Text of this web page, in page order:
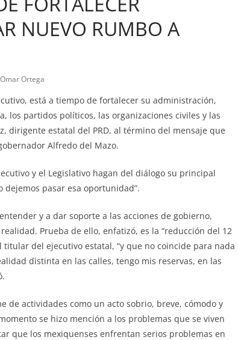
NUEVO RUMBO A
Omar Ortega
está a tiempo de fortalecer su administración,
los partidos políticos, las organizaciones civiles y las
dirigente estatal del PRD, al término del mensaje que
Alfredo del Mazo.
y el Legislativo hagan del diálogo su principal
pasar esa oportunidad”.
y a dar soporte a las acciones de gobierno,
Prueba de ello, enfatizó, es la “reducción del 12
del ejecutivo estatal, “y que no coincide para nada
distinta en las calles, tengo mis reservas, en las
actividades como un acto sobrio, breve, cómodo y
se hizo mención a los problemas que se viven
que los mexiquenses enfrentan serios problemas en